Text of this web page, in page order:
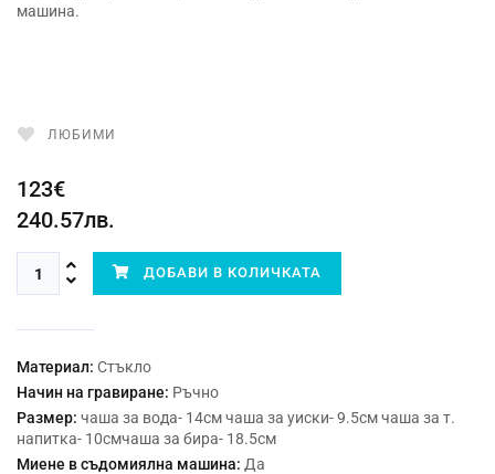
машина.
ЛЮБИМИ
123€
240.57лв.
ДОБАВИ В КОЛИЧКАТА
Материал: Стъкло
Начин на гравиране: Ръчно
Размер: чаша за вода- 14см чаша за уиски- 9.5см чаша за т.
напитка- 10смчаша за бира- 18.5см
Миене в съдомиялна машина: Да